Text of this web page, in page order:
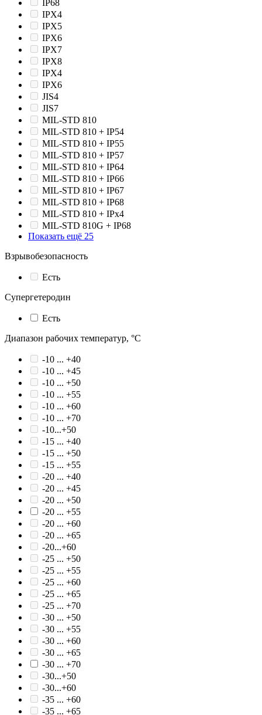
IP68
IPX4
IPX5
IPX6
IPX7
IPX8
IPХ4
IPХ6
JIS4
JIS7
MIL-STD 810
MIL-STD 810 + IP54
MIL-STD 810 + IP55
MIL-STD 810 + IP57
MIL-STD 810 + IP64
MIL-STD 810 + IP66
MIL-STD 810 + IP67
MIL-STD 810 + IP68
MIL-STD 810 + IPx4
MIL-STD 810G + IP68
Показать ещё 25
Взрывобезопасность
Есть
Супергетеродин
Есть
Диапазон рабочих температур, °С
-10 ... +40
-10 ... +45
-10 ... +50
-10 ... +55
-10 ... +60
-10 ... +70
-10...+50
-15 ... +40
-15 ... +50
-15 ... +55
-20 ... +40
-20 ... +45
-20 ... +50
-20 ... +55
-20 ... +60
-20 ... +65
-20...+60
-25 ... +50
-25 ... +55
-25 ... +60
-25 ... +65
-25 ... +70
-30 ... +50
-30 ... +55
-30 ... +60
-30 ... +65
-30 ... +70
-30...+50
-30...+60
-35 ... +60
-35 ... +65